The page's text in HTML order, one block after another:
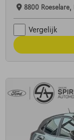
8800 Roeselare,
Vergelijk